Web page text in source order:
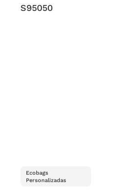
S95050
Ecobags
Personalizadas